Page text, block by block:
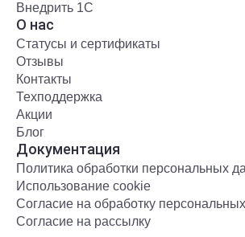
Внедрить 1С
О нас
Статусы и сертификаты
Отзывы
Контакты
Техподдержка
Акции
Блог
Документация
Политика обработки персональных
Использование cookie
Согласие на обработку
Согласие на рассылку